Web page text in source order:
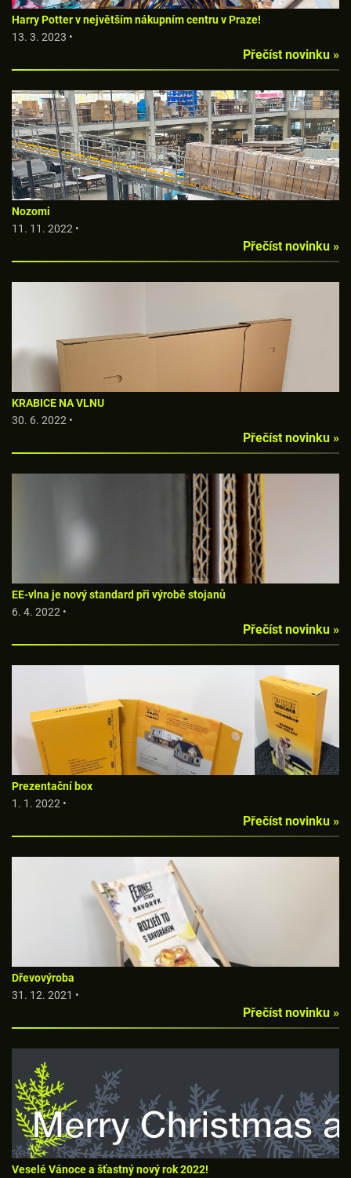
Harry Potter v největším nákupním centru v Praze!
13. 3. 2023 •
Přečíst novinku »
Nozomi
11. 11. 2022 •
Přečíst novinku »
KRABICE NA VLNU
30. 6. 2022 •
Přečíst novinku »
EE-vlna je nový standard při výrobě stojanů
6. 4. 2022 •
Přečíst novinku »
Prezentační box
1. 1. 2022 •
Přečíst novinku »
Dřevovýroba
31. 12. 2021 •
Přečíst novinku »
Veselé Vánoce a šťastný nový rok 2022!